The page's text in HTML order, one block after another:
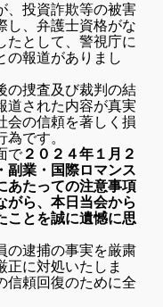
、投資詐欺等の被害
し、弁護士資格がな
たとして、警視庁に
の報道がありまし
の捜査及び裁判の結
道された内容が真実
会の信頼を著しく損
です。
で２０２４年１月２
副業・国際ロマンス
あたっての注意事項
がら、本日当会から
ことを誠に遺憾に思
の逮捕の事実を厳粛
正に対処いたしま
信頼回復のために全